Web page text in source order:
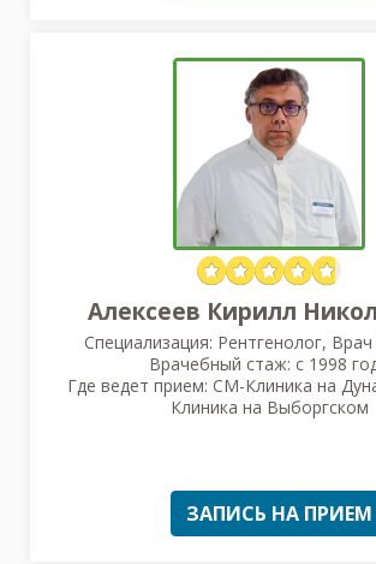
Алексеев Кирилл
Специализация: Рентгенолог,
Врачебный стаж: с 1998
Где ведет прием: СМ-Клиника на
Клиника на Выборгском
ЗАПИСЬ НА ПРИЕМ